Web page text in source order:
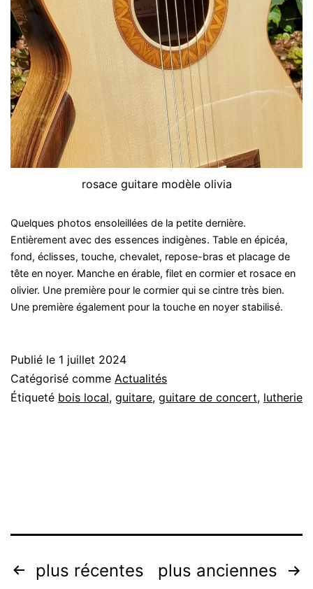
rosace guitare modèle olivia
Quelques photos ensoleillées de la petite dernière.
Entièrement avec des essences indigènes. Table en épicéa,
fond, éclisses, touche, chevalet, repose-bras et placage de
tête en noyer. Manche en érable, filet en cormier et rosace en
olivier. Une première pour le cormier qui se cintre très bien.
Une première également pour la touche en noyer stabilisé.
Publié le 1 juillet 2024
Catégorisé comme Actualités
Étiqueté bois local, guitare, guitare de concert, lutherie
PAGINATION
plus récentes plus anciennes